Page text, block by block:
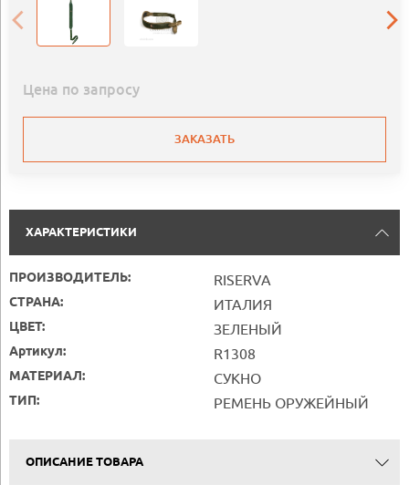
Цена по запросу
ЗАКАЗАТЬ
ХАРАКТЕРИСТИКИ
ПРОИЗВОДИТЕЛЬ: RISERVA
СТРАНА: ИТАЛИЯ
ЦВЕТ: ЗЕЛЕНЫЙ
Артикул: R1308
МАТЕРИАЛ: СУКНО
ТИП: РЕМЕНЬ ОРУЖЕЙНЫЙ
ОПИСАНИЕ ТОВАРА